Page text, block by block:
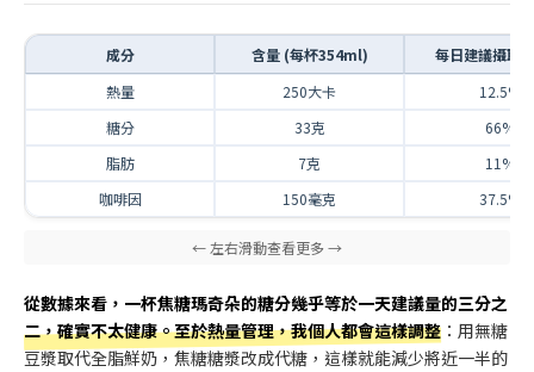
成分 含量 (每杯354ml)
每日建議攝取
熱量
250大卡
12.5%
糖分
33克
66%
脂肪
7克
11%
咖啡因
150毫克 37.5%
從數據來看，一杯焦糖瑪奇朵的糖分幾乎等於一天建議量的三分之
二，確實不太健康。至於熱量管理，我個人都會這樣調整 ：用無糖
豆漿取代全脂鮮奶，焦糖糖漿改成代糖，這樣就能減少將近一半的